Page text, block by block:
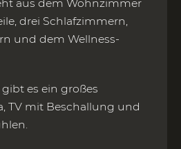
aus dem Wohnzimmer
drei Schlafzimmern,
und dem Wellness-
es ein großes
TV mit Beschallung und